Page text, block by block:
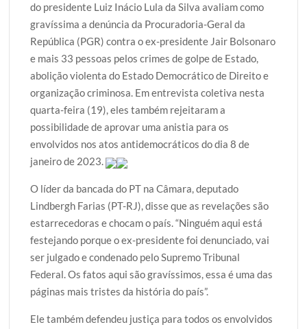
t
t
e
r
e
b
o
o
k
t
s
A
p
p
g
g
e
r
r
e
do presidente Luiz Inácio Lula da Silva avaliam como
gravíssima a denúncia da Procuradoria-Geral da
República (PGR) contra o ex-presidente Jair Bolsonaro
e mais 33 pessoas pelos crimes de golpe de Estado,
abolição violenta do Estado Democrático de Direito e
organização criminosa. Em entrevista coletiva nesta
quarta-feira (19), eles também rejeitaram a
possibilidade de aprovar uma anistia para os
envolvidos nos atos antidemocráticos do dia 8 de
janeiro de 2023.
O líder da bancada do PT na Câmara, deputado
Lindbergh Farias (PT-RJ), disse que as revelações são
estarrecedoras e chocam o país. “Ninguém aqui está
festejando porque o ex-presidente foi denunciado, vai
ser julgado e condenado pelo Supremo Tribunal
Federal. Os fatos aqui são gravíssimos, essa é uma das
páginas mais tristes da história do país”.
Ele também defendeu justiça para todos os envolvidos